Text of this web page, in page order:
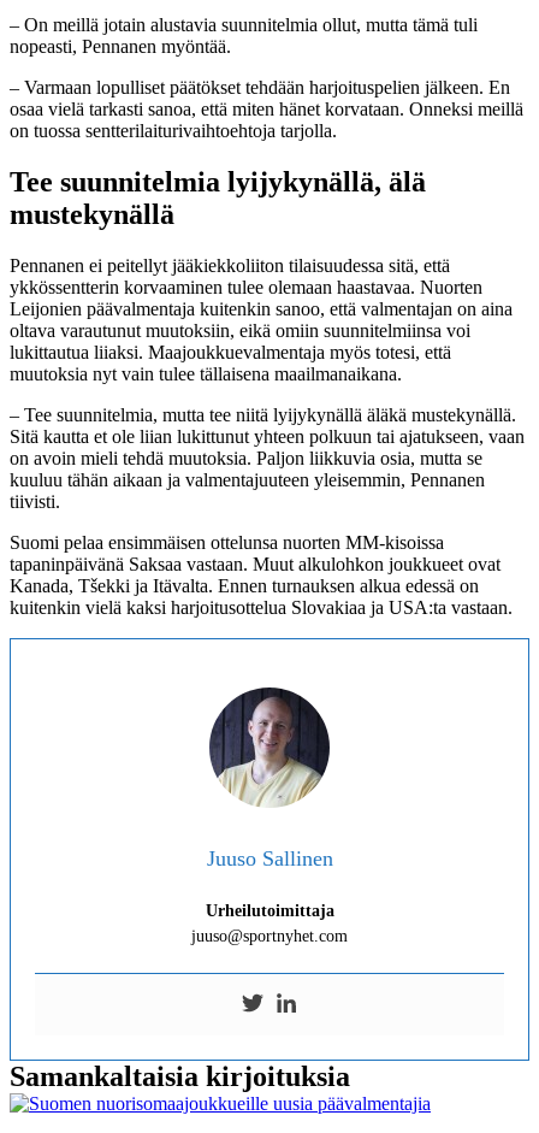
– On meillä jotain alustavia suunnitelmia ollut, mutta tämä tuli
nopeasti, Pennanen myöntää.
– Varmaan lopulliset päätökset tehdään harjoituspelien jälkeen. En
osaa vielä tarkasti sanoa, että miten hänet korvataan. Onneksi meillä
on tuossa sentterilaiturivaihtoehtoja tarjolla.
Tee suunnitelmia lyijykynällä, älä
mustekynällä
Pennanen ei peitellyt jääkiekkoliiton tilaisuudessa sitä, että
ykkössentterin korvaaminen tulee olemaan haastavaa. Nuorten
Leijonien päävalmentaja kuitenkin sanoo, että valmentajan on aina
oltava varautunut muutoksiin, eikä omiin suunnitelmiinsa voi
lukittautua liiaksi. Maajoukkuevalmentaja myös totesi, että
muutoksia nyt vain tulee tällaisena maailmanaikana.
– Tee suunnitelmia, mutta tee niitä lyijykynällä äläkä mustekynällä.
Sitä kautta et ole liian lukittunut yhteen polkuun tai ajatukseen, vaan
on avoin mieli tehdä muutoksia. Paljon liikkuvia osia, mutta se
kuuluu tähän aikaan ja valmentajuuteen yleisemmin, Pennanen
tiivisti.
Suomi pelaa ensimmäisen ottelunsa nuorten MM-kisoissa
tapaninpäivänä Saksaa vastaan. Muut alkulohkon joukkueet ovat
Kanada, Tšekki ja Itävalta. Ennen turnauksen alkua edessä on
kuitenkin vielä kaksi harjoitusottelua Slovakiaa ja USA:ta vastaan.
Juuso Sallinen
Urheilutoimittaja
juuso@sportnyhet.com
Samankaltaisia kirjoituksia